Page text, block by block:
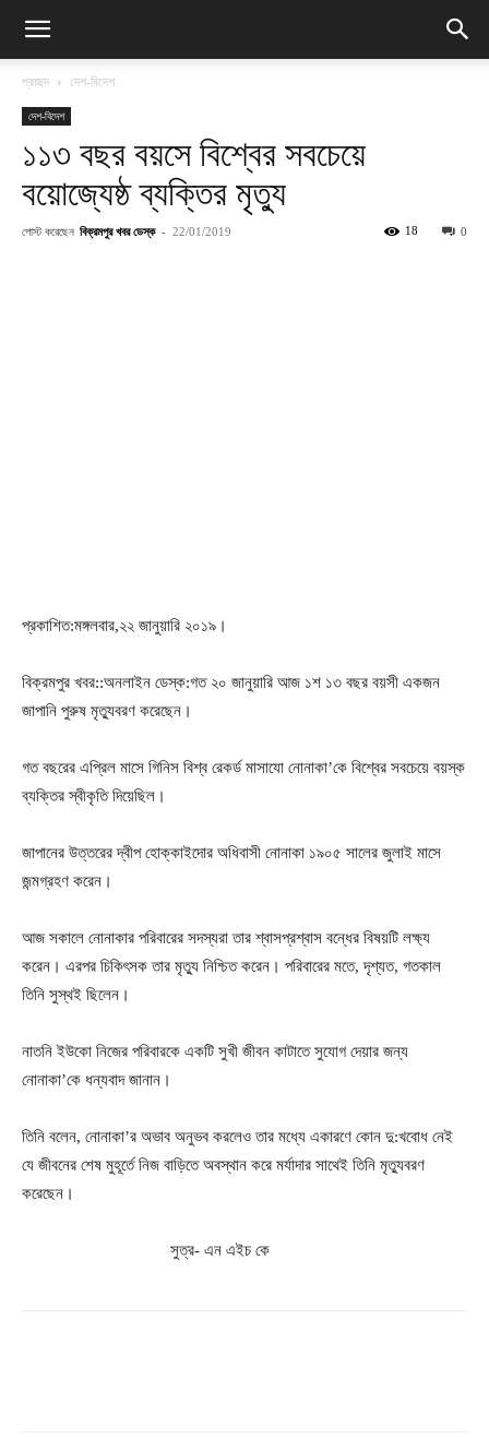
প্রচ্ছদ দেশ-বিদেশ
দেশ-বিদেশ
১১৩ বছর বয়সে বিশ্বের সবচেয়ে
বয়োজ্যেষ্ঠ ব্যক্তির মৃত্যু
পোস্ট করেছেন বিক্রমপুর খবর ডেস্ক - 22/01/2019 0
18
প্রকাশিত:মঙ্গলবার,২২ জানুয়ারি ২০১৯।
বিক্রমপুর খবর::অনলাইন ডেস্ক:গত ২০ জানুয়ারি আজ ১শ ১৩ বছর বয়সী একজন
জাপানি পুরুষ মৃত্যুবরণ করেছেন।
গত বছরের এপ্রিল মাসে গিনিস বিশ্ব রেকর্ড মাসাযো নোনাকা’কে বিশ্বের সবচেয়ে বয়স্ক
ব্যক্তির স্বীকৃতি দিয়েছিল।
জাপানের উত্তরের দ্বীপ হোক্কাইদোর অধিবাসী নোনাকা ১৯০৫ সালের জুলাই মাসে
জন্মগ্রহণ করেন।
আজ সকালে নোনাকার পরিবারের সদস্যরা তার শ্বাসপ্রশ্বাস বন্ধের বিষয়টি লক্ষ্য
করেন। এরপর চিকিৎসক তার মৃত্যু নিশ্চিত করেন। পরিবারের মতে, দৃশ্যত, গতকাল
তিনি সুস্থই ছিলেন।
নাতনি ইউকো নিজের পরিবারকে একটি সুখী জীবন কাটাতে সুযোগ দেয়ার জন্য
নোনাকা’কে ধন্যবাদ জানান।
তিনি বলেন, নোনাকা’র অভাব অনুভব করলেও তার মধ্যে একারণে কোন দু:খবোধ নেই
যে জীবনের শেষ মুহূর্তে নিজ বাড়িতে অবস্থান করে মর্যাদার সাথেই তিনি মৃত্যুবরণ
করেছেন।
সুত্র- এন এইচ কে